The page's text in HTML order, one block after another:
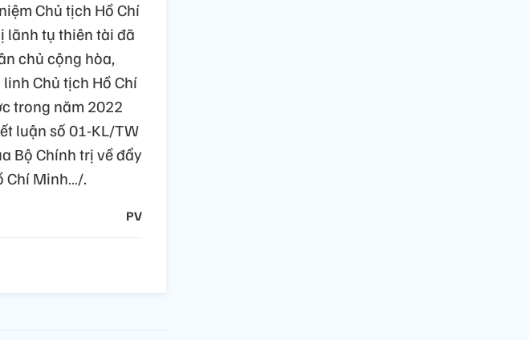
Chủ tịch Hồ Chí
lãnh tụ thiên tài đã
chủ cộng hòa,
Chủ tịch Hồ Chí
trong năm 2022
luận số 01-KL/TW
Bộ Chính trị về đẩy
Chí Minh…/.
PV